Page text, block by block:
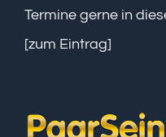
Termine gerne in
[zum Eintrag]